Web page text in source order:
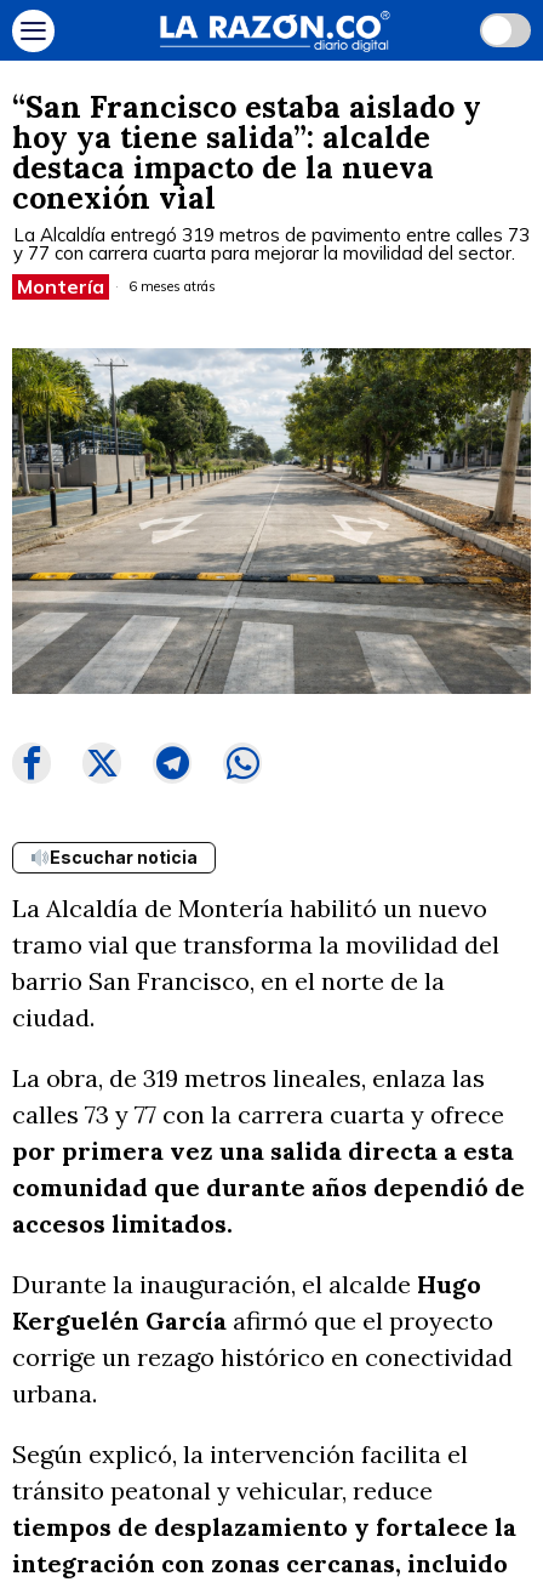
“San Francisco estaba aislado y
hoy ya tiene salida”: alcalde
destaca impacto de la nueva
conexión vial
La Alcaldía entregó 319 metros de pavimento entre calles 73
y 77 con carrera cuarta para mejorar la movilidad del sector.
Montería 6 meses atrás
Escuchar noticia
La Alcaldía de Montería habilitó un nuevo
tramo vial que transforma la movilidad del
barrio San Francisco, en el norte de la
ciudad.
La obra, de 319 metros lineales, enlaza las
calles 73 y 77 con la carrera cuarta y ofrece
por primera vez una salida directa a esta
comunidad que durante años dependió de
accesos limitados.
Durante la inauguración, el alcalde Hugo
Kerguelén García afirmó que el proyecto
corrige un rezago histórico en conectividad
urbana.
Según explicó, la intervención facilita el
tránsito peatonal y vehicular, reduce
tiempos de desplazamiento y fortalece la
integración con zonas cercanas, incluido